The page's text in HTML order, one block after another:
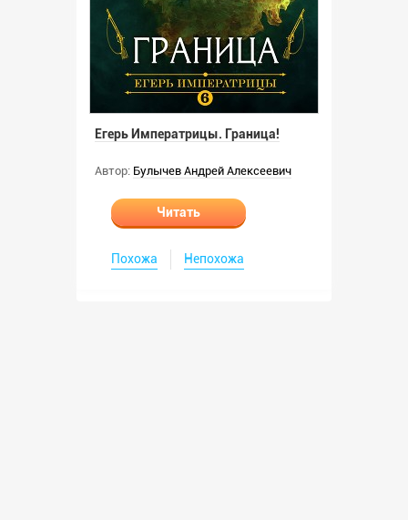
Егерь Императрицы. Граница!
Автор: Булычев Андрей Алексеевич
Читать
Похожа Непохожа